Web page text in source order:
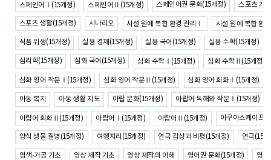
스페인어Ⅰ(15개정) 스페인어Ⅱ(15개정) 스페인어권 문화(15개정) 스포츠 개
스포츠 생활(15개정) 시나리오 시설 원예 복합 환경 관리Ⅰ 시설 원예 복합 환
식품 위생(15개정) 실용 경제(15개정) 실용 국어(15개정) 실용 수학(15개정)
심리학(15개정) 심화 국어(15개정) 심화 수학Ⅰ(15개정) 심화 수학Ⅱ(15개정)
심화 영어 작문Ⅰ(15개정) 심화 영어 작문Ⅱ(15개정) 심화 영어 회화Ⅰ(15개정)
아동 복지 아동 생활 지도 아랍 문화(15개정) 아랍어 독해와 작문Ⅰ(15개정)
아랍어 회화Ⅱ(15개정) 아랍어Ⅰ(15개정) 아랍어Ⅱ(15개정) 아쿠아스케이프
양식 생물 질병(15개정) 여행지리(15개정) 연극 감상과 비평(15개정) 연극(15개
염색·가공 기초 영상 제작 기초 영상 제작의 이해 영어권 문화(15개정) 영화